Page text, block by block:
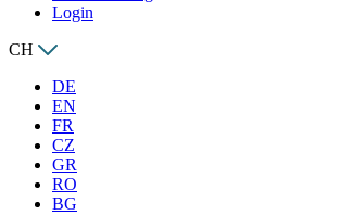
Login
CH
DE
EN
FR
CZ
GR
RO
BG